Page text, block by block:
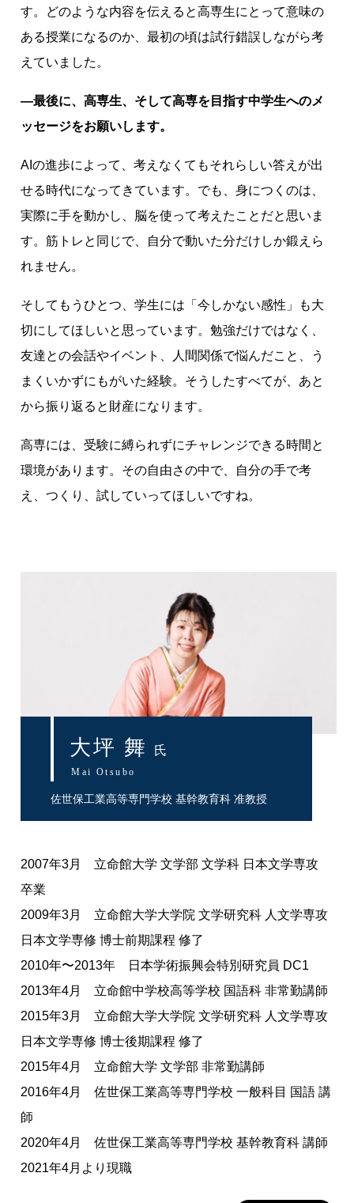
す。どのような内容を伝えると高専生にとって意味の
ある授業になるのか、最初の頃は試行錯誤しながら考
えていました。
―最後に、高専生、そして高専を目指す中学生へのメ
ッセージをお願いします。
AIの進歩によって、考えなくてもそれらしい答えが出
せる時代になってきています。でも、身につくのは、
実際に手を動かし、脳を使って考えたことだと思いま
す。筋トレと同じで、自分で動いた分だけしか鍛えら
れません。
そしてもうひとつ、学生には「今しかない感性」も大
切にしてほしいと思っています。勉強だけではなく、
友達との会話やイベント、人間関係で悩んだこと、う
まくいかずにもがいた経験。そうしたすべてが、あと
から振り返ると財産になります。
高専には、受験に縛られずにチャレンジできる時間と
環境があります。その自由さの中で、自分の手で考
え、つくり、試していってほしいですね。
大坪 舞 氏
Mai Otsubo
佐世保工業高等専門学校 基幹教育科 准教授
2007年3月 立命館大学 文学部 文学科 日本文学専攻
卒業
2009年3月 立命館大学大学院 文学研究科 人文学専攻
日本文学専修 博士前期課程 修了
2010年〜2013年 日本学術振興会特別研究員 DC1
2013年4月 立命館中学校高等学校 国語科 非常勤講師
2015年3月 立命館大学大学院 文学研究科 人文学専攻
日本文学専修 博士後期課程 修了
2015年4月 立命館大学 文学部 非常勤講師
2016年4月 佐世保工業高等専門学校 一般科目 国語 講
師
2020年4月 佐世保工業高等専門学校 基幹教育科 講師
2021年4月より現職